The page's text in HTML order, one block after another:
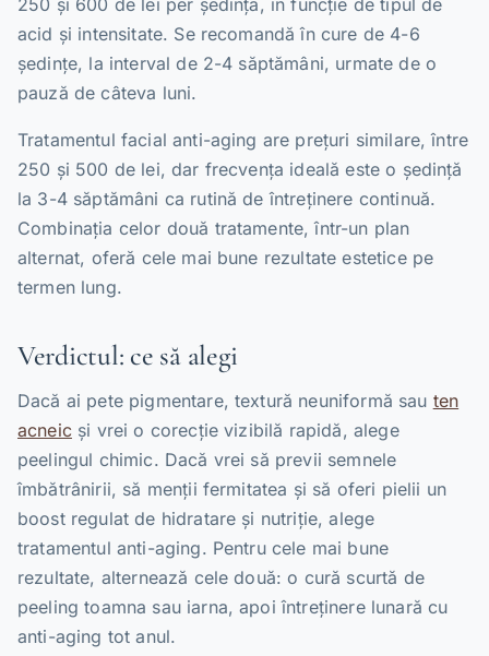
250 și 600 de lei per ședință, în funcție de tipul de
acid și intensitate. Se recomandă în cure de 4-6
ședințe, la interval de 2-4 săptămâni, urmate de o
pauză de câteva luni.
Tratamentul facial anti-aging are prețuri similare, între
250 și 500 de lei, dar frecvența ideală este o ședință
la 3-4 săptămâni ca rutină de întreținere continuă.
Combinația celor două tratamente, într-un plan
alternat, oferă cele mai bune rezultate estetice pe
termen lung.
Verdictul: ce să alegi
Dacă ai pete pigmentare, textură neuniformă sau ten
acneicși vrei o corecție vizibilă rapidă, alege
peelingul chimic. Dacă vrei să previi semnele
îmbătrânirii, să menții fermitatea și să oferi pielii un
boost regulat de hidratare și nutriție, alege
tratamentul anti-aging. Pentru cele mai bune
rezultate, alternează cele două: o cură scurtă de
peeling toamna sau iarna, apoi întreținere lunară cu
anti-aging tot anul.